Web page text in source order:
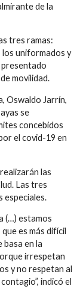
de la
tres ramas:
los uniformados y
presentado
movilidad.
Oswaldo Jarrín,
se
concebidos
el covid-19 en
las
Las tres
especiales.
(…) estamos
es más difícil
basa en la
irrespetan
y no respetan al
indicó el